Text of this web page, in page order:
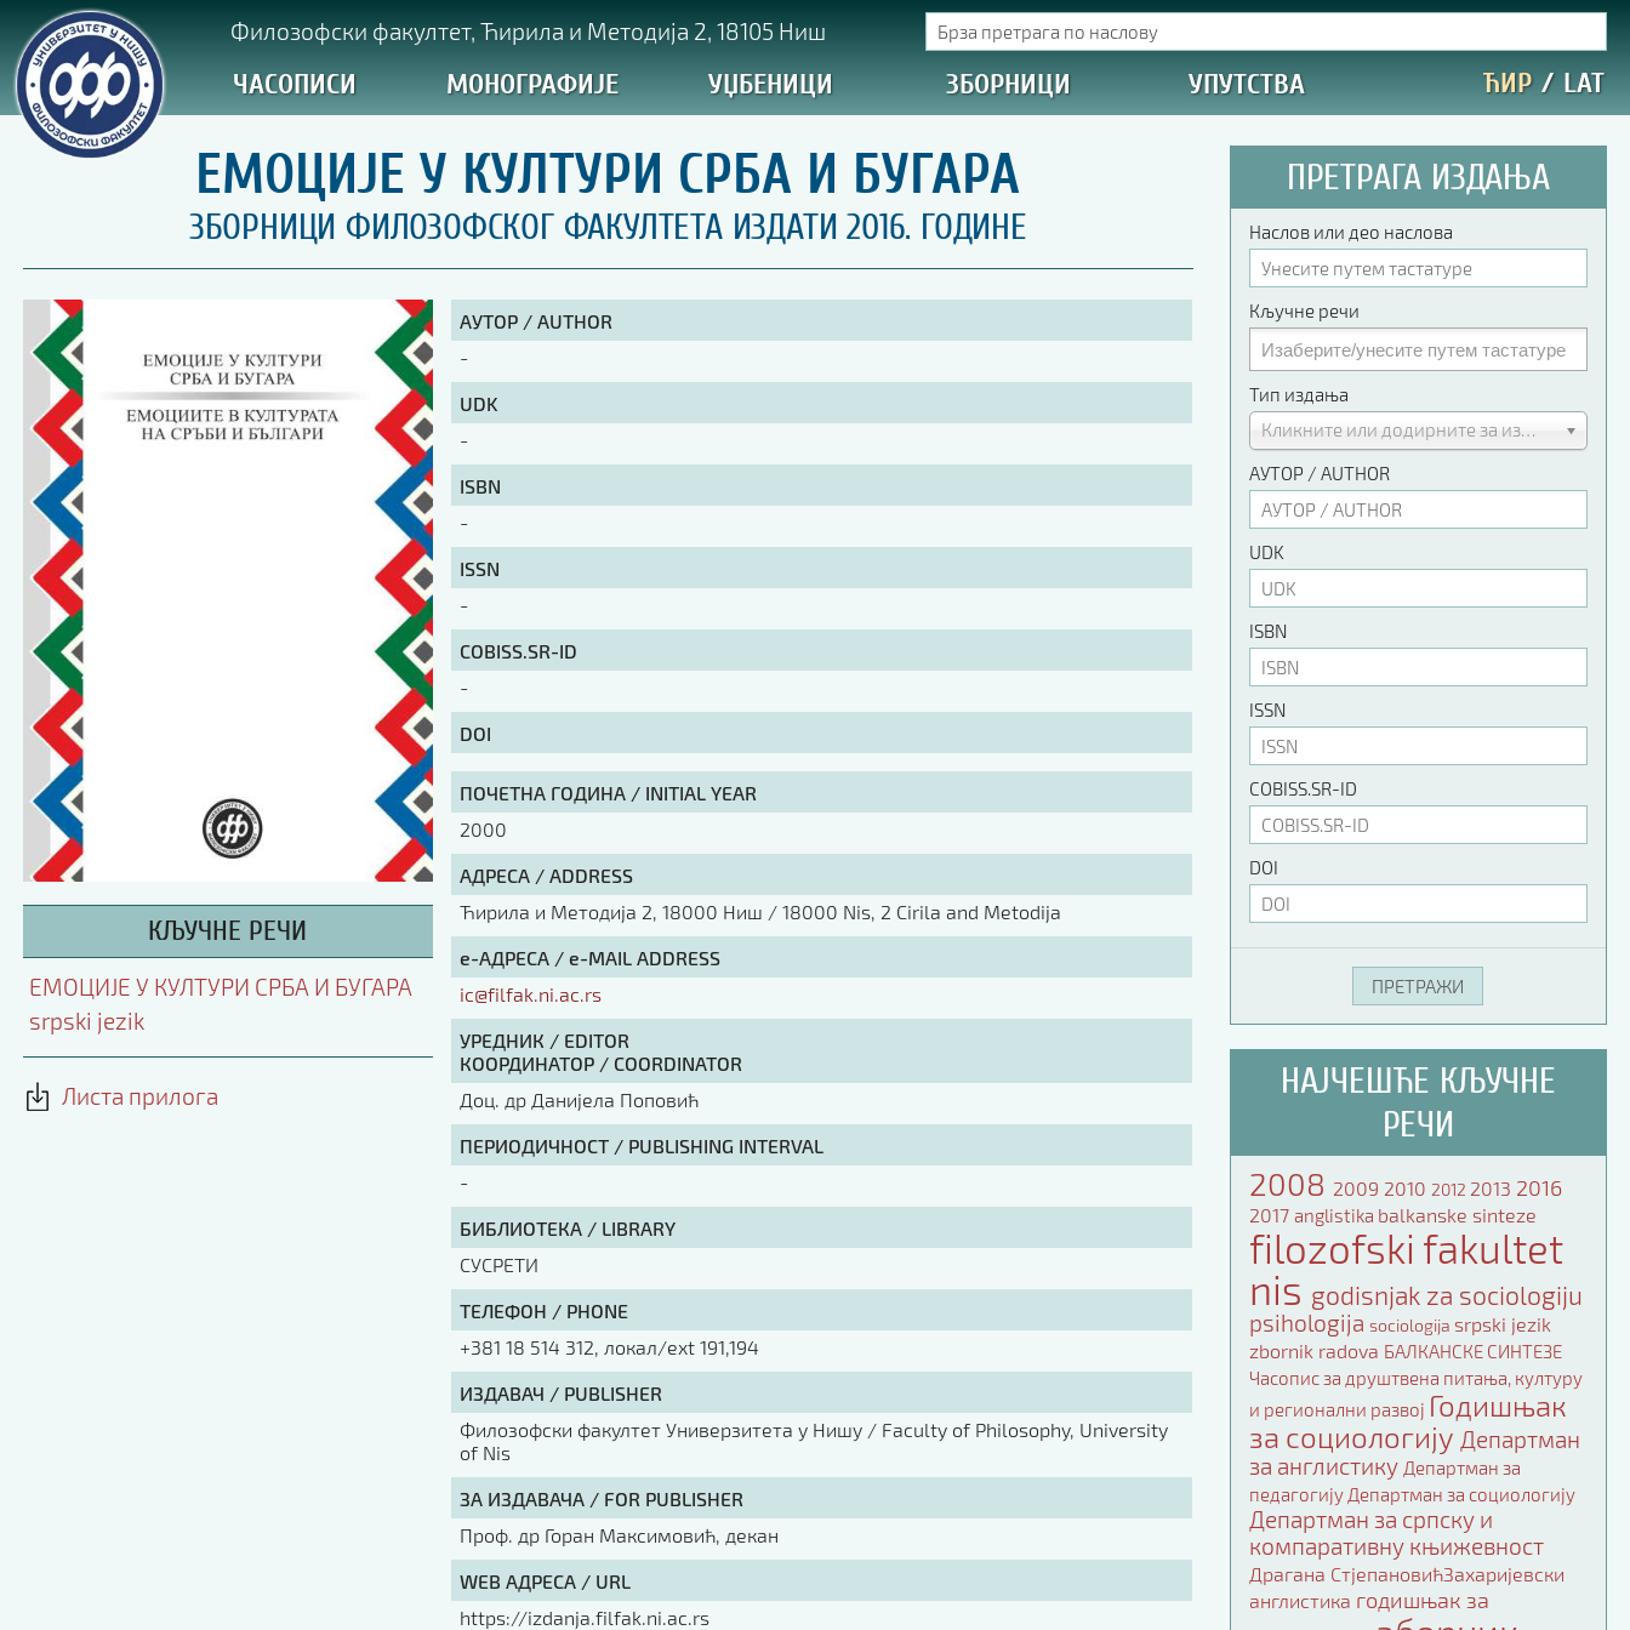
Филозофски факултет, Ћирила и Методија 2, 18105 Ниш
ЧАСОПИСИ МОНОГРАФИЈЕ УЏБЕНИЦИ ЗБОРНИЦИ УПУТСТВА ЋИР / LAT
ЕМОЦИЈЕ У КУЛТУРИ СРБА И БУГАРА
ЗБОРНИЦИ ФИЛОЗОФСКОГ ФАКУЛТЕТА ИЗДАТИ 2016. ГОДИНЕ
КЉУЧНЕ РЕЧИ
ЕМОЦИЈЕ У КУЛТУРИ СРБА И БУГАРА
srpski jezik
Листа прилога
АУТОР / AUTHOR
-
UDK
-
ISBN
-
ISSN
-
COBISS.SR-ID
-
DOI
ПОЧЕТНА ГОДИНА / INITIAL YEAR
2000
АДРЕСА / ADDRESS
Ћирила и Методија 2, 18000 Ниш / 18000 Nis, 2 Cirila and Metodija
е-АДРЕСА / e-MAIL ADDRESS
ic@filfak.ni.ac.rs
УРЕДНИК / EDITOR
КООРДИНАТОР / COORDINATOR
Доц. др Данијела Поповић
ПЕРИОДИЧНОСТ / PUBLISHING INTERVAL
-
БИБЛИОТЕКА / LIBRARY
СУСРЕТИ
ТЕЛЕФОН / PHONE
+381 18 514 312, локал/ext 191,194
ИЗДАВАЧ / PUBLISHER
Филозофски факултет Универзитета у Нишу / Faculty of Philosophy, University
of Nis
ЗА ИЗДАВАЧА / FOR PUBLISHER
Проф. др Горан Максимовић, декан
WEB АДРЕСА / URL
https://izdanja.filfak.ni.ac.rs
ПРЕТРАГА ИЗДАЊА
Наслов или део наслова
Кључне речи
Тип издања
Кликните или додирните за избор
АУТОР / AUTHOR
UDK
ISBN
ISSN
COBISS.SR-ID
DOI
НАЈЧЕШЋЕ КЉУЧНЕ
РЕЧИ
2008 2009 2010 2012 2013 2016
2017 anglistika balkanske sinteze
filozofski fakultet
nis godisnjak za sociologiju
psihologija sociologija srpski jezik
zbornik radova БАЛКАНСКЕ СИНТЕЗЕ
Часопис за друштвена питања, културу
и регионални развој Годишњак
за социологију Департман
за англистику Департман за
педагогију Департман за социологију
Департман за српску и
компаративну књижевност
Драгана СтјепановићЗахаријевски
англистика годишњак за